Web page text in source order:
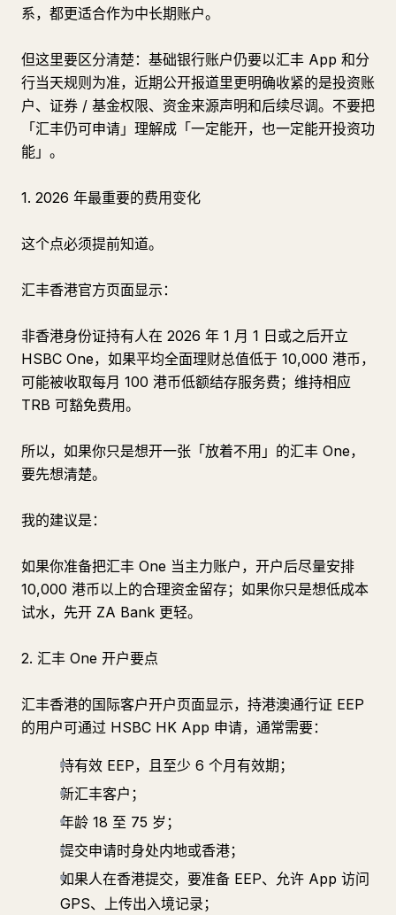
系，都更适合作为中长期账户。
但这里要区分清楚：基础银行账户仍要以汇丰 App 和分
行当天规则为准，近期公开报道里更明确收紧的是投资账
户、证券 / 基金权限、资金来源声明和后续尽调。不要把
「汇丰仍可申请」理解成「一定能开，也一定能开投资功
能」。
1. 2026 年最重要的费用变化
这个点必须提前知道。
汇丰香港官方页面显示：
非香港身份证持有人在 2026 年 1 月 1 日或之后开立
HSBC One，如果平均全面理财总值低于 10,000 港币，
可能被收取每月 100 港币低额结存服务费；维持相应
TRB 可豁免费用。
所以，如果你只是想开一张「放着不用」的汇丰 One，
要先想清楚。
我的建议是：
如果你准备把汇丰 One 当主力账户，开户后尽量安排
10,000 港币以上的合理资金留存；如果你只是想低成本
试水，先开 ZA Bank 更轻。
2. 汇丰 One 开户要点
汇丰香港的国际客户开户页面显示，持港澳通行证 EEP
的用户可通过 HSBC HK App 申请，通常需要：
持有效 EEP，且至少 6 个月有效期；
新汇丰客户；
年龄 18 至 75 岁；
提交申请时身处内地或香港；
如果人在香港提交，要准备 EEP、允许 App 访问
GPS、上传出入境记录；